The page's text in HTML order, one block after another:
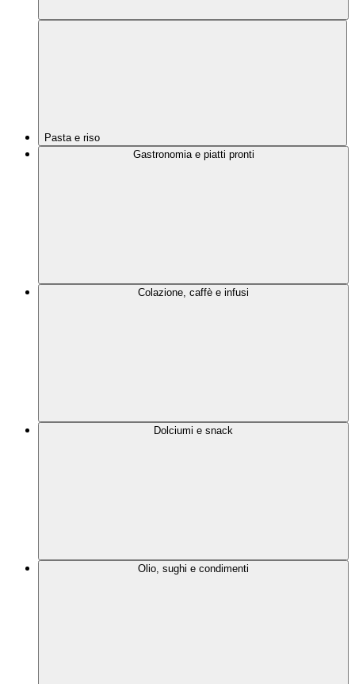
Pasta e riso
Gastronomia e piatti pronti
Colazione, caffè e infusi
Dolciumi e snack
Olio, sughi e condimenti